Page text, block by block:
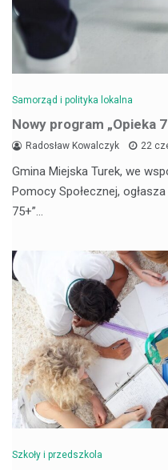
Samorząd i polityka lokalna
Nowy program „Opieka
Radosław Kowalczyk 22
Gmina Miejska Turek, we
Pomocy Społecznej,
75+”…
Szkoły i przedszkola